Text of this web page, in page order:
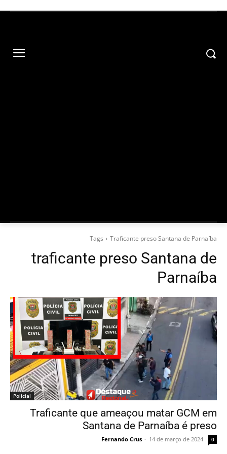
Tags Traficante preso Santana de Parnaíba
traficante preso Santana de
Parnaíba
Policial
Traficante que ameaçou matar GCM em
Santana de Parnaíba é preso
Fernando Crus - 14 de março de 2024 0